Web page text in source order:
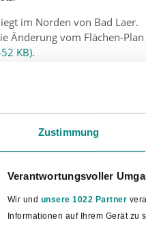
Zustimmung
Verantwortungsvoller
Wir und unsere 1022 Partner
Informationen auf Ihrem Gerät zu
im Norden von Bad Laer.
Änderung vom Flächen-
KB).
Grund-Stücke:
Laer, Flur 9, Grund-Stücke 47,
Westerwiede, Flur 19,
Westerwiede, Flur 21,
59/1, 59/3 und 60
360 „Feldhaus“ gilt auch
KB).
Laer, Flur 9, Grund-Stücke
70